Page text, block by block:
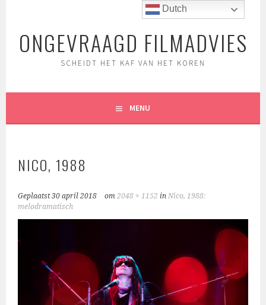
inhoudONGEVRAAGD FILMADVIES
SCHEIDT HET KAF VAN HET KOREN
MENU
NICO, 1988
Geplaatst30 april 2018 om2048 × 1152 inNico, 1988:
melodramatisch
Dutch